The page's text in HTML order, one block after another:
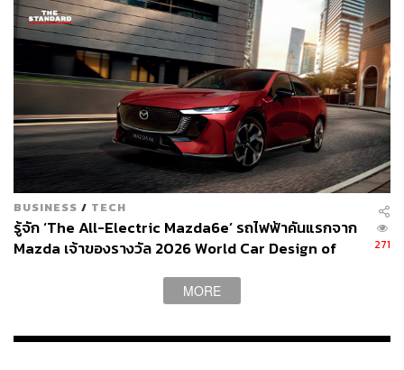
ใช้ภาษาที่เข้าใจง่าย
ปรับรูปแบบการใช้ภาษาให้เข้าใจง่าย กระชับ ได้ใจ
ความ โดยยังคงความหมายของข้อกำหนดและข้อ
สัญญาทางกฎหมาย และคงความน่าเชื่อถือได้เหมือน
เดิม
เรียงเนื้อหาตาม Customer Journey
จัดทำสารบัญและเรียบเรียงเนื้อหาตามลำดับ ตั้งแต่การ
เริ่มต้น การใช้สิทธิตามกรมธรรม์ การเปลี่ยนแปลง
กรมธรรม์ จนถึงการสิ้นสุดความคุ้มครองของ
กรมธรรม์เพื่ออำนวยความสะดวกแก่ลูกค้าในการ
ค้นหาเนื้อหาที่ต้องการ
ใช้ลำดับภาพ (Process Flow)
BUSINESS / TECH
รู้จัก ‘The All-Electric Mazda6e’ รถไฟฟ้าคันแรกจาก
Mazda เจ้าของรางวัล 2026 World Car Design of
271
MORE